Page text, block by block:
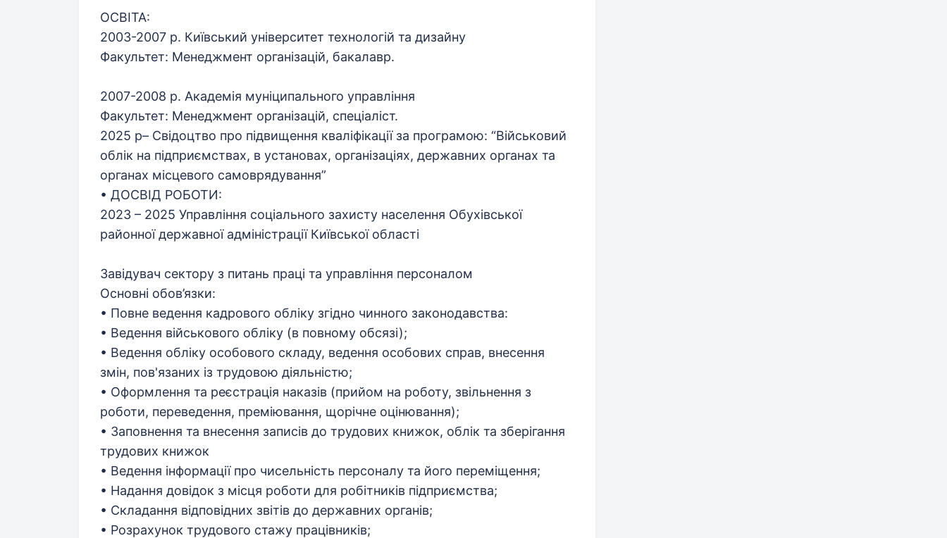
ОСВІТА:
2003-2007 р. Київський університет технологій та дизайну
Факультет: Менеджмент організацій, бакалавр.
2007-2008 р. Академія муніципального управління
Факультет: Менеджмент організацій, спеціаліст.
2025 р– Свідоцтво про підвищення кваліфікації за програмою: “Військовий
облік на підприємствах, в установах, організаціях, державних органах та
органах місцевого самоврядування”
• ДОСВІД РОБОТИ:
2023 – 2025 Управління соціального захисту населення Обухівської
районної державної адміністрації Київської області
Завідувач сектору з питань праці та управління персоналом
Основні обов’язки:
• Повне ведення кадрового обліку згідно чинного законодавства:
• Ведення військового обліку (в повному обсязі);
• Ведення обліку особового складу, ведення особових справ, внесення
змін, пов'язаних із трудовою діяльністю;
• Оформлення та реєстрація наказів (прийом на роботу, звільнення з
роботи, переведення, преміювання, щорічне оцінювання);
• Заповнення та внесення записів до трудових книжок, облік та зберігання
трудових книжок
• Ведення інформації про чисельність персоналу та його переміщення;
• Надання довідок з місця роботи для робітників підприємства;
• Складання відповідних звітів до державних органів;
• Розрахунок трудового стажу працівників;